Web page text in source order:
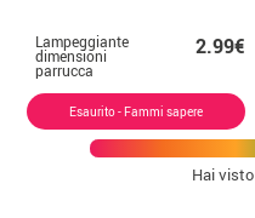
Lampeggiante
dimensioni
parrucca
rossa solo
2.99€
Esaurito - Fammi sapere
Hai visto